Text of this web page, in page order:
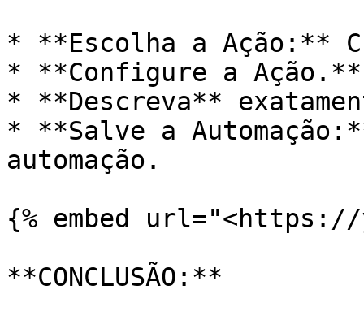
* **Escolha a Ação:**
* **Configure a Ação.**
* **Descreva**
* **Salve a
automação.
{% embed url="<https://
**CONCLUSÃO:**